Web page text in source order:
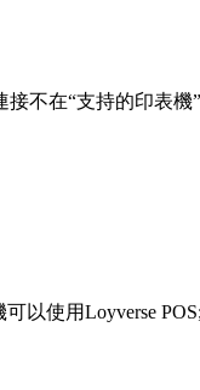
不在“支持的印表
使用Loyverse